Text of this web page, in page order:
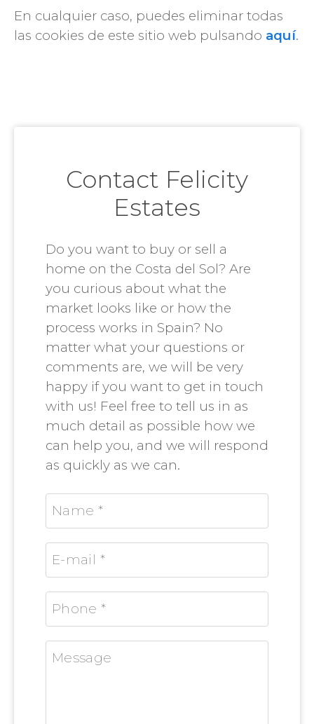
En cualquier caso, puedes eliminar todas
las cookies de este sitio web pulsando aquí.
Contact Felicity
Estates
Do you want to buy or sell a
home on the Costa del Sol? Are
you curious about what the
market looks like or how the
process works in Spain? No
matter what your questions or
comments are, we will be very
happy if you want to get in touch
with us! Feel free to tell us in as
much detail as possible how we
can help you, and we will respond
as quickly as we can.